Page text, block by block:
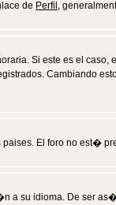
de Perfil ,
Si este es el
Cambiando
El foro no est�
a su idioma. De ser